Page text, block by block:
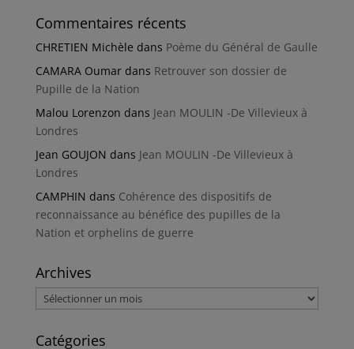
Commentaires récents
CHRETIEN Michèle dans Poème du Général de Gaulle
CAMARA Oumardans Retrouver son dossier de
Pupille de la Nation
Malou Lorenzon dans Jean MOULIN -De Villevieux à
Londres
Jean GOUJON dans Jean MOULIN -De Villevieux à
Londres
CAMPHIN dans Cohérence des dispositifs de
reconnaissance au bénéfice des pupilles de la
Nation et orphelins de guerre
Archives
Archives
Catégories